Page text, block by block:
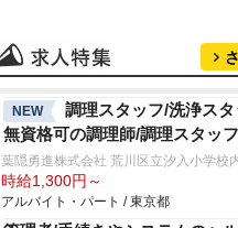
NEW
調理スタッフ/洗浄スタ
無資格可の調理師/調理スタッフ
葉隠勇進株式会社 荒川区立汐入小学校
時給1,300円～
アルバイト・パート / 東京都